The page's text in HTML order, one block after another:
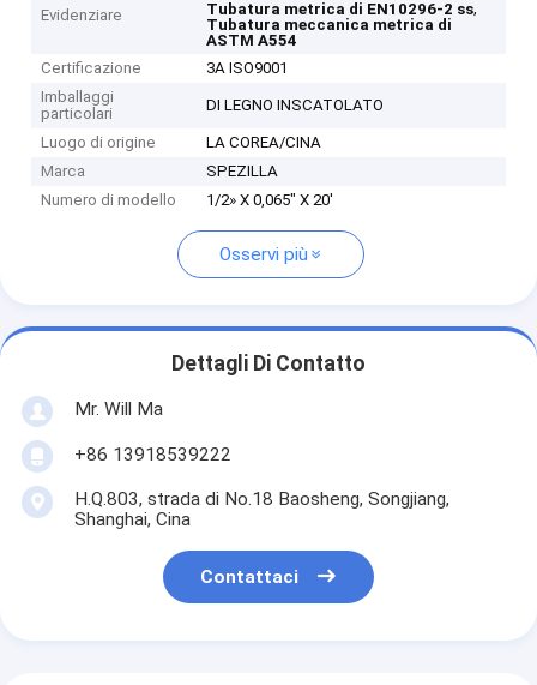
Evidenziare
Tubatura metrica di EN10296-2 ss,
Tubatura meccanica metrica di
ASTM A554
Certificazione
3A ISO9001
Imballaggi
particolari
DI LEGNO INSCATOLATO
Luogo di origine
LA COREA/CINA
Marca
SPEZILLA
Numero di modello
1/2» X 0,065" X 20'
Osservi più
Dettagli Di Contatto
Mr. Will Ma
+86 13918539222
H.Q.803, strada di No.18 Baosheng, Songjiang,
Shanghai, Cina
Contattaci